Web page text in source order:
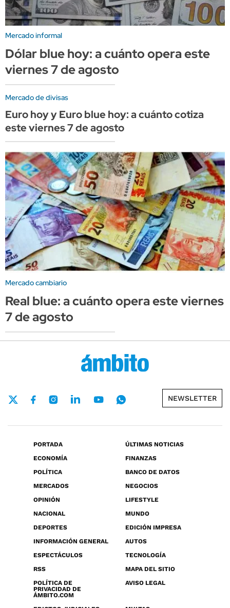
Mercado informal
Dólar blue hoy: a cuánto opera este
viernes 7 de agosto
Mercado de divisas
Euro hoy y Euro blue hoy: a cuánto cotiza
este viernes 7 de agosto
Mercado cambiario
Real blue: a cuánto opera este viernes
7 de agosto
NEWSLETTER
PORTADA
ÚLTIMAS NOTICIAS
ECONOMÍA
FINANZAS
POLÍTICA
BANCO DE DATOS
MERCADOS
NEGOCIOS
OPINIÓN
LIFESTYLE
NACIONAL
MUNDO
DEPORTES
EDICIÓN IMPRESA
INFORMACIÓN GENERAL
AUTOS
ESPECTÁCULOS
TECNOLOGÍA
RSS
MAPA DEL SITIO
POLÍTICA DE
PRIVACIDAD DE
ÁMBITO.COM
AVISO LEGAL